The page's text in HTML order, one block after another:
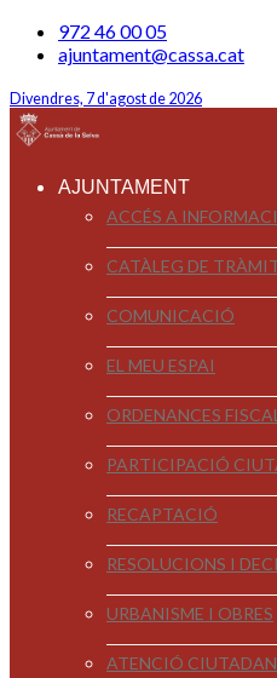
972 46 00 05
ajuntament@cassa.cat
Divendres, 7 d'agost de 2026
AJUNTAMENT
ACCÉS A
CATÀLEG DE
COMUNICACIÓ
EL MEU ESPAI
ORDENANCES
PARTICIPACIÓ
RECAPTACIÓ
RESOLUCIONS I
URBANISME I OBRES
ATENCIÓ